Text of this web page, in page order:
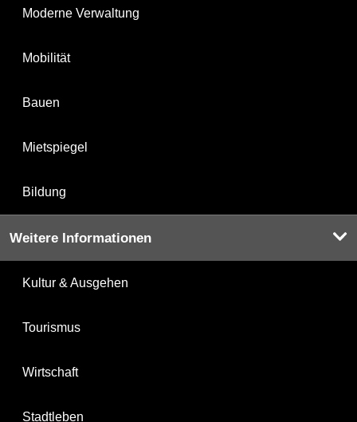
Moderne Verwaltung
Mobilität
Bauen
Mietspiegel
Bildung
Weitere Informationen
Kultur & Ausgehen
Tourismus
Wirtschaft
Stadtleben